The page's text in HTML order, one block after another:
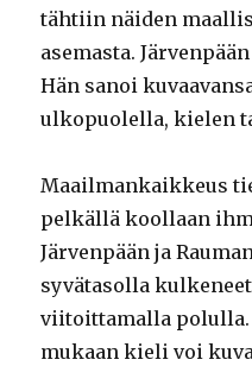
tähtiin näiden
asemasta.
Hän sanoi
ulkopuolella, kielen
Maailmankaikkeus
pelkällä koollaan
Järvenpään ja
syvätasolla kulkeneet
viitoittamalla
mukaan kieli voi